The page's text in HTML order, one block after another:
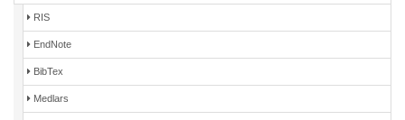
RIS
EndNote
BibTex
Medlars